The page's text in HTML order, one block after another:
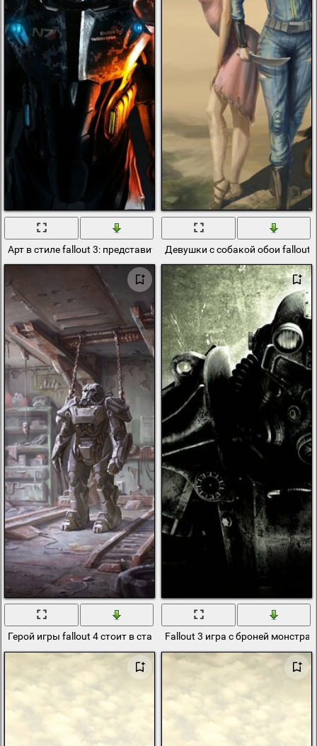
Арт в стиле fallout 3: представитель анклава в броне из стали
Девушки с собакой обои fallout
Герой игры fallout 4 стоит в старом разрушенном помещении
Fallout 3 игра с броней монстра